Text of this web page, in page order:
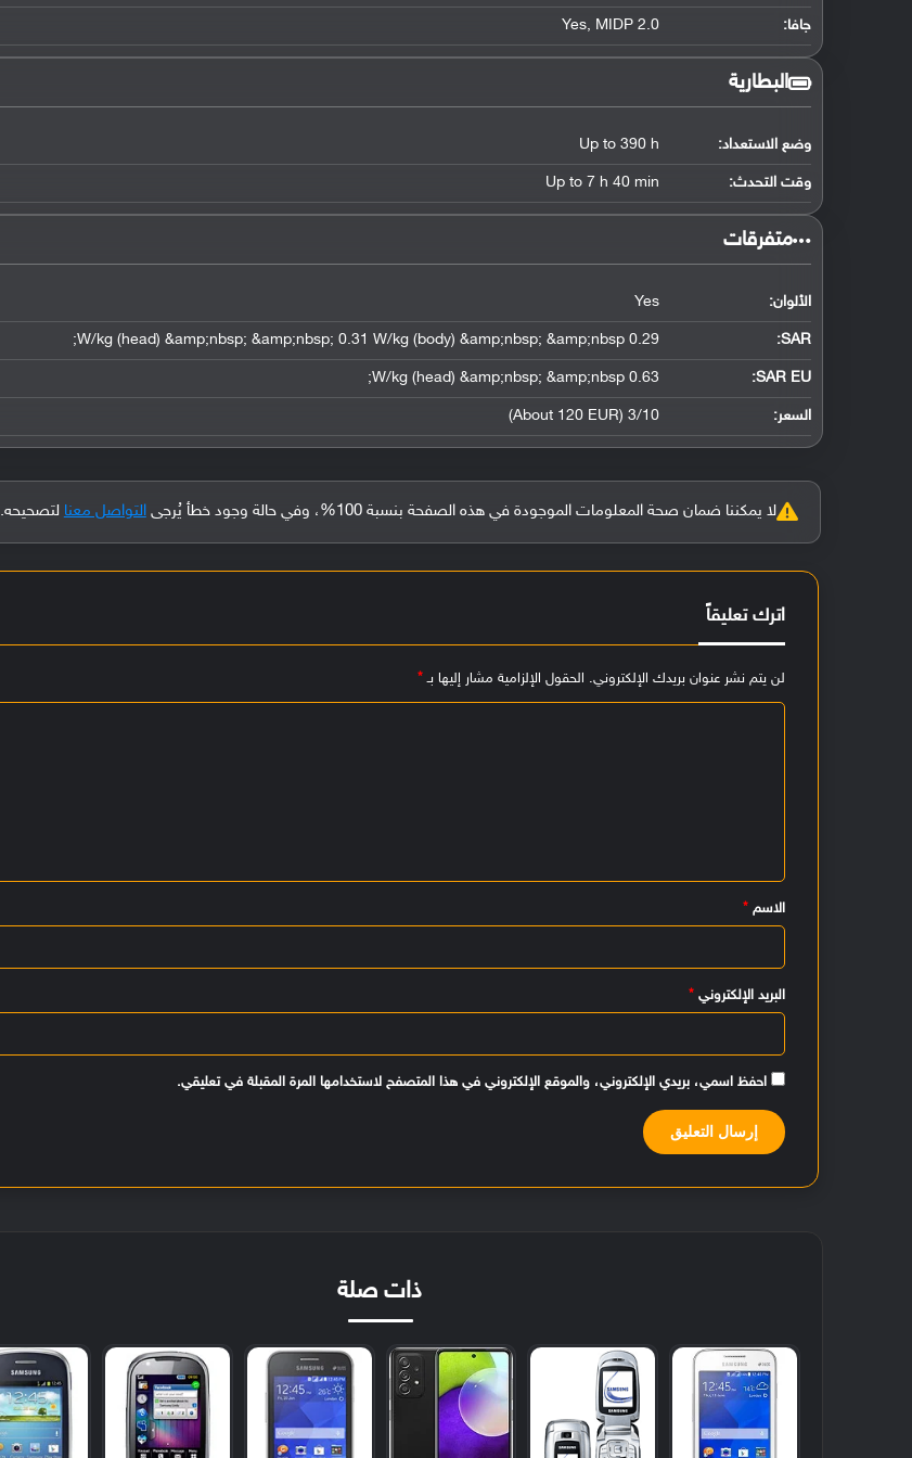
جافا: Yes, MIDP 2.0
البطارية
وضع الاستعداد: Up to 390 h
وقت التحدث: Up to 7 h 40 min
‏متفرقات‏
الألوان: Yes
SAR
:
0.29 W/kg (head) &amp;nbsp; &amp;nbsp; 0.31 W/kg (body) &amp;nbsp; &amp;nbsp;
SAR EU:
0.63 W/kg (head) &amp;nbsp; &amp;nbsp;
السعر: 3/10 (About 120 EUR)
لا يمكننا ضمان صحة المعلومات الموجودة في هذه الصفحة بنسبة 100%، وفي حالة وجود خطأ يُرجى التواصل معنا لتصحيحه.
اترك تعليقاً
لن يتم نشر عنوان بريدك الإلكتروني. الحقول الإلزامية مشار إليها بـ*
الاسم*
البريد الإلكتروني*
احفظ اسمي، بريدي الإلكتروني، والموقع الإلكتروني في هذا المتصفح لاستخدامها المرة المقبلة في تعليقي.
ذات صلة